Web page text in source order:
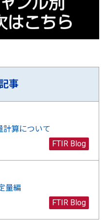
事
計算について
FTIR Blog
量編
FTIR Blog